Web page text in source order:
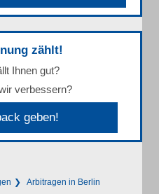
zählt!
Ihnen gut?
verbessern?
geben!
Arbitragen in Berlin